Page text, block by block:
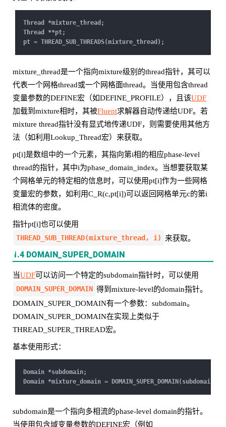
Thread *mixture_thread;
Thread **pt;
pt = THREAD_SUB_THREADS(mixture_thread);
mixture_thread是一个指向mixture级别的thread指针，其可以
代表一个网格thread或一个网格面thread。当使用包含thread
变量参数的DEFINE宏（如DEFINE_PROFILE），且该UDF
加载到mixture相时，其被Fluent求解器自动传递给UDF。若
mixture thread指针没有显式地传递UDF，则需要使用其他方
法（如利用Lookup_Thread宏）来获取。
pt[i]是数组中的一个元素，其指向第i相的相应phase-level
thread的指针，其中i为phase_domain_index。当想要获取某
个网格单元的特定相的信息时，可以使用pt[i]作为一些网格
变量宏的参数，如利用C_R(c,pt[i])可以返回网格单元c的第i
相流体的密度。
指针pt[i]也可以使用
THREAD_SUB_THREAD(mixture_thread, i) 来获取。
1.4 DOMAIN_SUPER_DOMAIN
当UDF可以访问一个特定的subdomain指针时，可以使用
DOMAIN_SUPER_DOMAIN 得到mixture-level的domain指针。
DOMAIN_SUPER_DOMAIN有一个参数：subdomain。
DOMAIN_SUPER_DOMAIN在实现上类似于
THREAD_SUPER_THREAD宏。
基本使用形式：
Domain *subdomain;
Domain *mixture_domain = DOMAIN_SUPER_DOMAIN(subdomain);
subdomain是一个指向多相流的phase-level domain的指针。
当使用包含域变量参数的DEFINE宏（例如